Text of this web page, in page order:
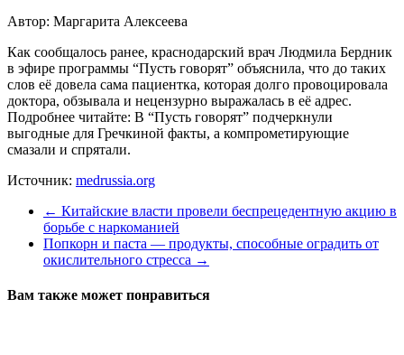
Автор: Маргарита Алексеева
Как сообщалось ранее, краснодарский врач Людмила Бердник
в эфире программы “Пусть говорят” объяснила, что до таких
слов её довела сама пациентка, которая долго провоцировала
доктора, обзывала и нецензурно выражалась в её адрес.
Подробнее читайте: В “Пусть говорят” подчеркнули
выгодные для Гречкиной факты, а компрометирующие
смазали и спрятали.
Источник: medrussia.org
← Китайские власти провели беспрецедентную акцию в
борьбе с наркоманией
Попкорн и паста — продукты, способные оградить от
окислительного стресса →
Вам также может понравиться